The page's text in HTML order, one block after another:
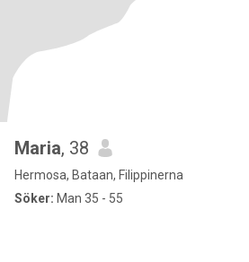
Maria, 38
Hermosa, Bataan, Filippinerna
Söker: Man 35 - 55